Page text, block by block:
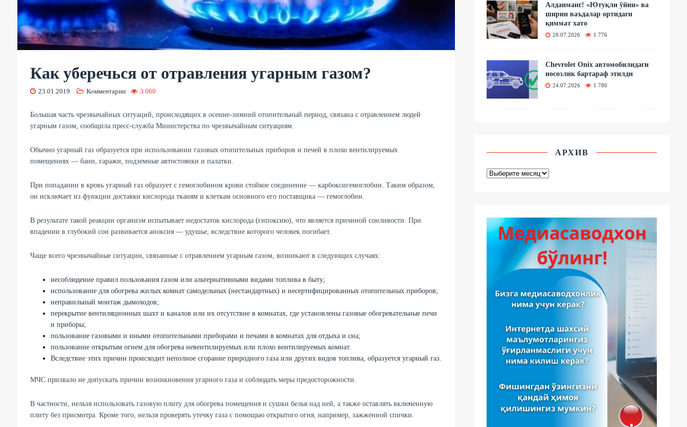
Как уберечься от отравления угарным газом?
23.01.2019 Комментарии 3 060
Большая часть чрезвычайных ситуаций, происходящих в осенне-зимний отопительный период, связана с отравлением людей
угарным газом, сообщила пресс-служба Министерства по чрезвычайным ситуациям.
Обычно угарный газ образуется при использовании газовых отопительных приборов и печей в плохо вентилируемых
помещениях — бани, гаражи, подземные автостоянки и палатки.
При попадании в кровь угарный газ образует с гемоглобином крови стойкое соединение — карбоксигемоглобин. Таким образом,
он исключает из функции доставки кислорода тканям и клеткам основного его поставщика — гемоглобин.
В результате такой реакции организм испытывает недостаток кислорода (гипоксию), что является причиной сонливости. При
впадении в глубокий сон развивается аноксия — удушье, вследствие которого человек погибает.
Чаще всего чрезвычайные ситуации, связанные с отравлением угарным газом, возникают в следующих случаях:
несоблюдение правил пользования газом или альтернативными видами топлива в быту;
использование для обогрева жилых комнат самодельных (нестандартных) и несертифицированных отопительных приборов;
неправильный монтаж дымоходов;
перекрытие вентиляционных шахт и каналов или их отсутствие в комнатах, где установлены газовые обогревательные печи
и приборы;
пользование газовыми и иными отопительными приборами и печами в комнатах для отдыха и сна;
пользование открытым огнем для обогрева невентилируемых или плохо вентилируемых комнат.
Вследствие этих причин происходит неполное сгорание природного газа или других видов топлива, образуется угарный газ.
МЧС призвало не допускать причин возникновения угарного газа и соблюдать меры предосторожности.
В частности, нельзя использовать газовую плиту для обогрева помещения и сушки белья над ней, а также оставлять включенную
плиту без присмотра. Кроме того, нельзя проверять утечку газа с помощью открытого огня, например, зажженной спички.
Алданманг! «Ютуқли ўйин» ва
ширин ваъдалар ортидаги
қиммат хато
28.07.2026 1 776
Chevrolet Onix автомобилидаги
носозлик бартараф этилди
24.07.2026 1 780
АРХИВ